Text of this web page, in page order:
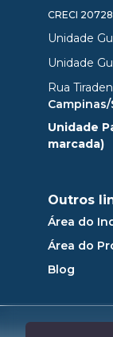
CRECI
Unidade
Unidade
Rua
Campinas/
Unidade
marcada)
Outros
Área do
Área do
Blog